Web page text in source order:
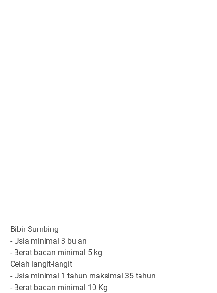
Bibir Sumbing
- Usia minimal 3 bulan
- Berat badan minimal 5 kg
Celah langit-langit
- Usia minimal 1 tahun maksimal 35 tahun
- Berat badan minimal 10 Kg